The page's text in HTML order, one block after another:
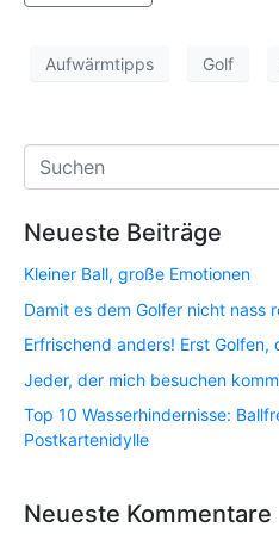
Aufwärmtipps Golf
Neueste Beiträge
Kleiner Ball, große Emotionen
Damit es dem Golfer nicht nass
Erfrischend anders! Erst Golfen,
Jeder, der mich besuchen
Top 10 Wasserhindernisse:
Postkartenidylle
Neueste Kommentare